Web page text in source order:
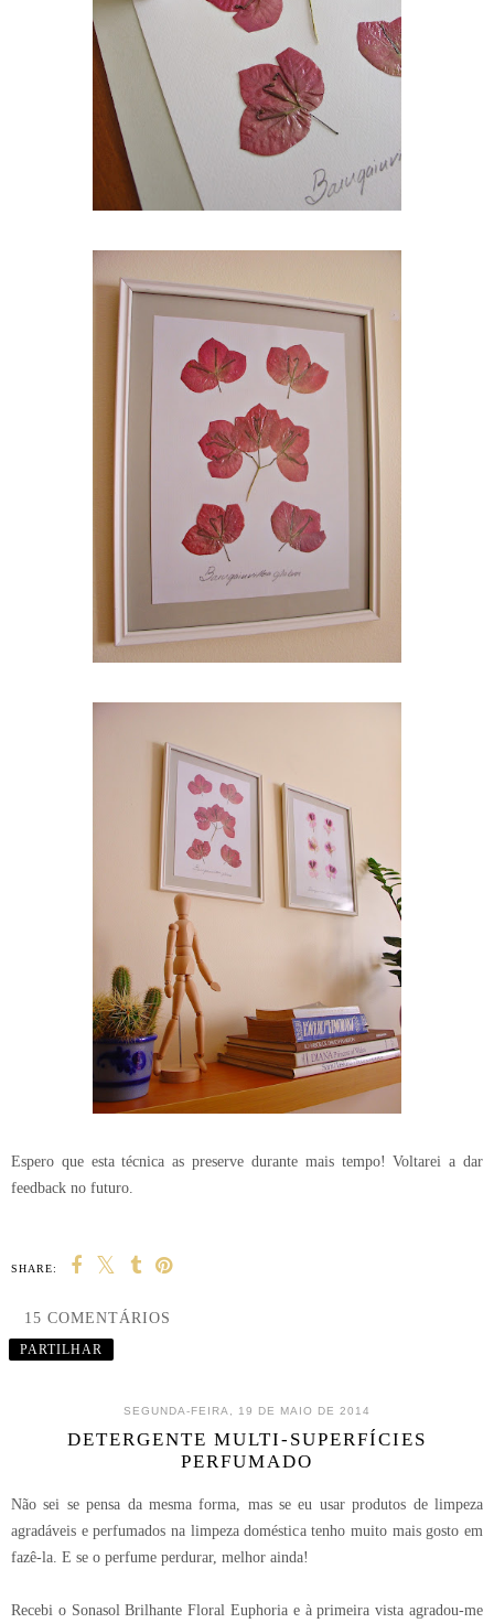
Espero que esta técnica as preserve durante mais tempo! Voltarei a dar
feedback no futuro.
SHARE:
15 COMENTÁRIOS
PARTILHAR
SEGUNDA-FEIRA, 19 DE MAIO DE 2014
DETERGENTE MULTI-SUPERFÍCIES
PERFUMADO
Não sei se pensa da mesma forma, mas se eu usar produtos de limpeza
agradáveis e perfumados na limpeza doméstica tenho muito mais gosto em
fazê-la. E se o perfume perdurar, melhor ainda!
Recebi o Sonasol Brilhante Floral Euphoria e à primeira vista agradou-me